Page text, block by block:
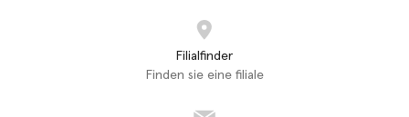
Filialfinder
Finden sie eine filiale